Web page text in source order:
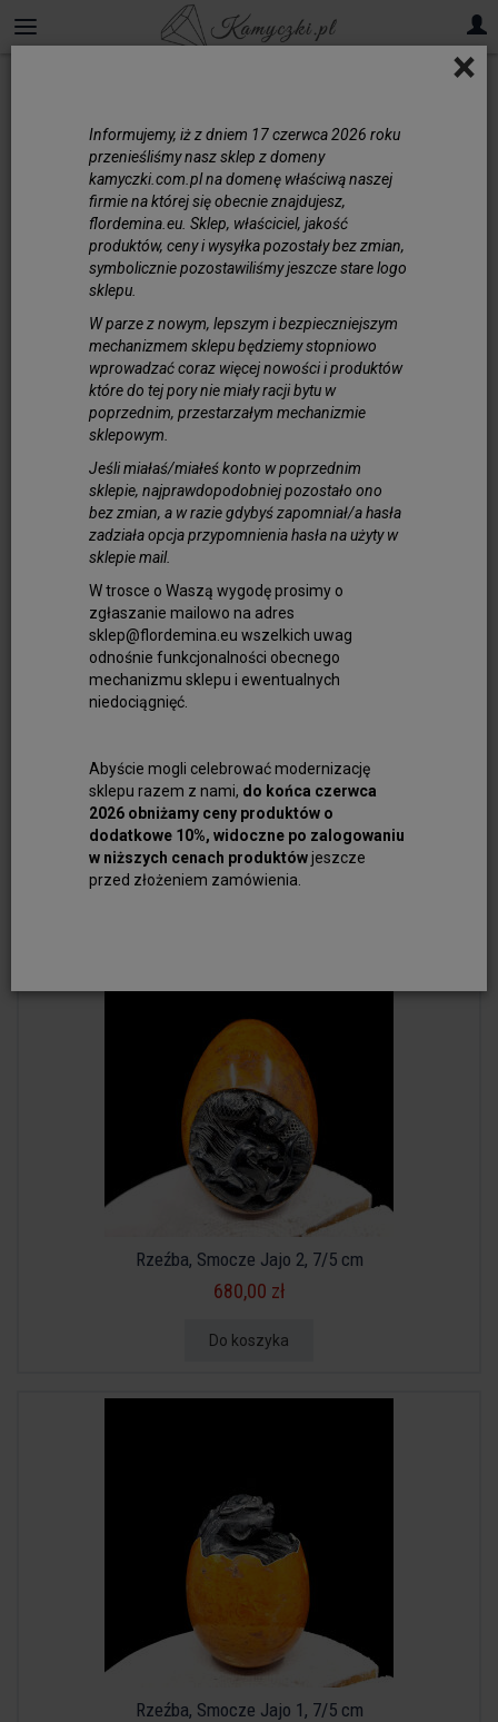
×
Informujemy, iż z dniem 17 czerwca 2026 roku
przenieśliśmy nasz sklep z domeny
kamyczki.com.pl na domenę właściwą naszej
firmie na której się obecnie znajdujesz,
flordemina.eu. Sklep, właściciel, jakość
produktów, ceny i wysyłka pozostały bez zmian,
symbolicznie pozostawiliśmy jeszcze stare logo
sklepu.
W parze z nowym, lepszym i bezpieczniejszym
mechanizmem sklepu będziemy stopniowo
wprowadzać coraz więcej nowości i produktów
które do tej pory nie miały racji bytu w
poprzednim, przestarzałym mechanizmie
sklepowym.
Jeśli miałaś/miałeś konto w poprzednim
sklepie, najprawdopodobniej pozostało ono
bez zmian, a w razie gdybyś zapomniał/a hasła
zadziała opcja przypomnienia hasła na użyty w
sklepie mail.
W trosce o Waszą wygodę prosimy o
zgłaszanie mailowo na adres
sklep@flordemina.eu wszelkich uwag
odnośnie funkcjonalności obecnego
mechanizmu sklepu i ewentualnych
niedociągnięć.
Abyście mogli celebrować modernizację
sklepu razem z nami, do końca czerwca
2026 obniżamy ceny produktów o
dodatkowe 10%, widoczne po zalogowaniu
w niższych cenach produktówjeszcze
przed złożeniem zamówienia.
Piramidki
Odpromienniki
Rzeźby
Amulety i Talizmany
Berło Ruyi Jadeit
150,00 zł
Do koszyka
Rzeźba, Smocze Jajo 2, 7/5 cm
680,00 zł
Do koszyka
Rzeźba, Smocze Jajo 1, 7/5 cm